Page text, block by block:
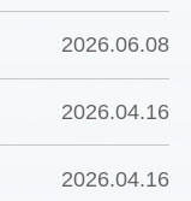
2026.06.08
2026.04.16
2026.04.16